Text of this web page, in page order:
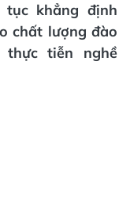
khẳng định
chất lượng đào
tiễn nghề